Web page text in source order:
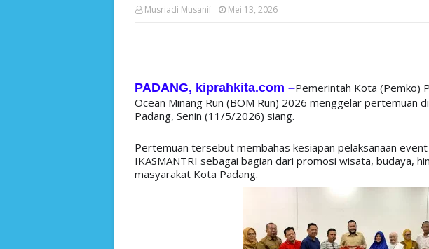
Musriadi Musanif Mei 13, 2026
PADANG, kiprahkita.com –Pemerintah Kota (Pemko)
Ocean Minang Run (BOM Run) 2026 menggelar pertemuan
Padang, Senin (11/5/2026) siang.
Pertemuan tersebut membahas kesiapan pelaksanaan event
IKASMANTRI sebagai bagian dari promosi wisata, budaya,
masyarakat Kota Padang.